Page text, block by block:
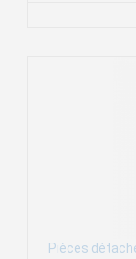
Pièces